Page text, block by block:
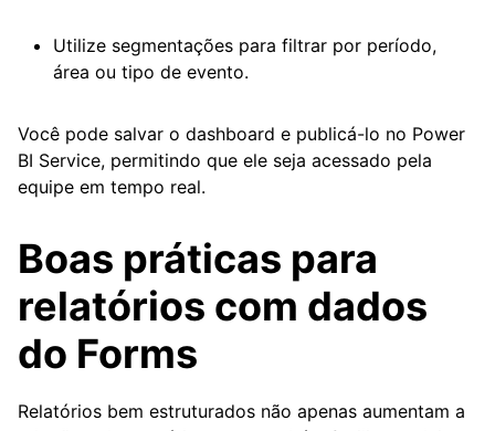
Utilize segmentações para filtrar por período,
área ou tipo de evento.
Você pode salvar o dashboard e publicá-lo no Power
BI Service, permitindo que ele seja acessado pela
equipe em tempo real.
Boas práticas para
relatórios com dados
do Forms
Relatórios bem estruturados não apenas aumentam a